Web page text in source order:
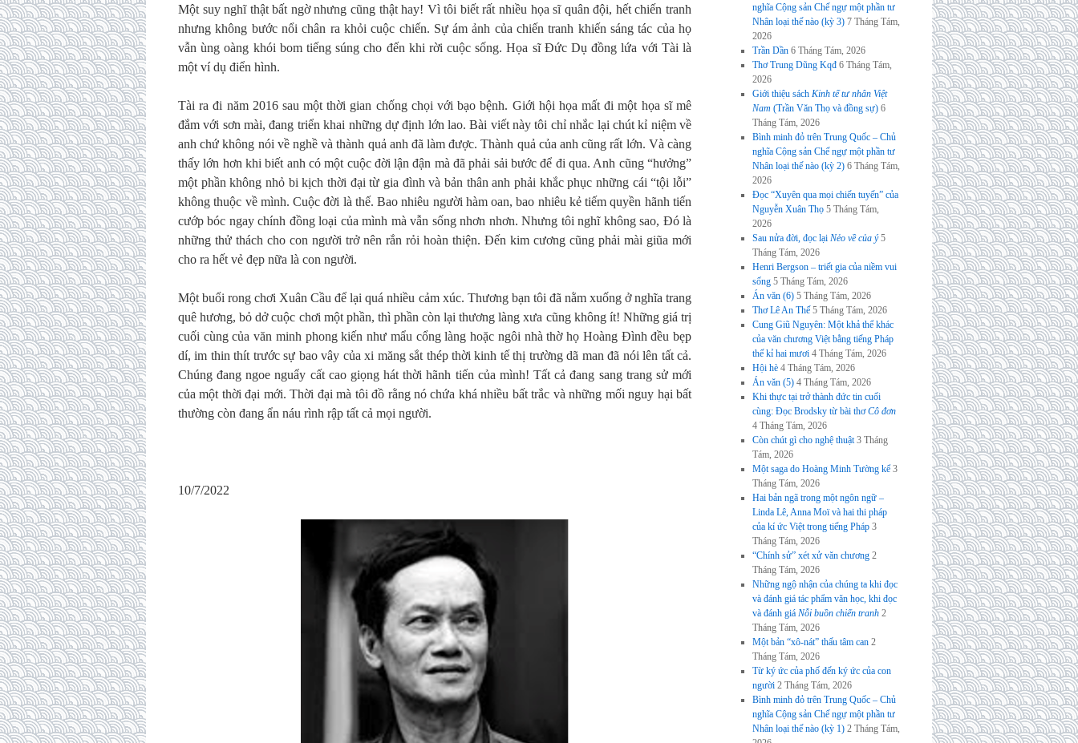
Một suy nghĩ thật bất ngờ nhưng cũng thật hay! Vì tôi biết rất nhiều họa sĩ quân đội, hết chiến tranh
nhưng không bước nổi chân ra khỏi cuộc chiến. Sự ám ảnh của chiến tranh khiến sáng tác của họ
vẫn ùng oàng khói bom tiếng súng cho đến khi rời cuộc sống. Họa sĩ Đức Dụ đồng lứa với Tài là
một ví dụ điển hình.
Tài ra đi năm 2016 sau một thời gian chống chọi với bạo bệnh. Giới hội họa mất đi một họa sĩ mê
đắm với sơn mài, đang triển khai những dự định lớn lao. Bài viết này tôi chỉ nhắc lại chút kỉ niệm về
anh chứ không nói về nghề và thành quả anh đã làm được. Thành quả của anh cũng rất lớn. Và càng
thấy lớn hơn khi biết anh có một cuộc đời lận đận mà đã phải sải bước để đi qua. Anh cũng “hưởng”
một phần không nhỏ bi kịch thời đại từ gia đình và bản thân anh phải khắc phục những cái “tội lỗi”
không thuộc về mình. Cuộc đời là thế. Bao nhiêu người hàm oan, bao nhiêu kẻ tiếm quyền hãnh tiến
cướp bóc ngay chính đồng loại của mình mà vẫn sống nhơn nhơn. Nhưng tôi nghĩ không sao, Đó là
những thử thách cho con người trở nên rắn rỏi hoàn thiện. Đến kim cương cũng phải mài giũa mới
cho ra hết vẻ đẹp nữa là con người.
Một buổi rong chơi Xuân Cầu để lại quá nhiều cảm xúc. Thương bạn tôi đã nằm xuống ở nghĩa trang
quê hương, bỏ dở cuộc chơi một phần, thì phần còn lại thương làng xưa cũng không ít! Những giá trị
cuối cùng của văn minh phong kiến như mẩu cổng làng hoặc ngôi nhà thờ họ Hoàng Đình đều bẹp
dí, im thin thít trước sự bao vây của xi măng sắt thép thời kinh tế thị trường dã man đã nói lên tất cả.
Chúng đang ngoe nguẩy cất cao giọng hát thời hãnh tiến của mình! Tất cả đang sang trang sử mới
của một thời đại mới. Thời đại mà tôi đồ rằng nó chứa khá nhiều bất trắc và những mối nguy hại bất
thường còn đang ẩn náu rình rập tất cả mọi người.
10/7/2022
nghĩa Cộng sản Chế ngự một phần tư
Nhân loại thế nào (kỳ 3) 7 Tháng Tám,
2026
Trần Dần 6 Tháng Tám, 2026
Thơ Trung Dũng Kqđ 6 Tháng Tám,
2026
Giới thiệu sách Kinh tế tư nhân Việt
Nam (Trần Văn Thọ và đồng sự) 6
Tháng Tám, 2026
Bình minh đỏ trên Trung Quốc – Chủ
nghĩa Cộng sản Chế ngự một phần tư
Nhân loại thế nào (kỳ 2) 6 Tháng Tám,
2026
Đọc “Xuyên qua mọi chiến tuyến” của
Nguyễn Xuân Thọ 5 Tháng Tám,
2026
Sau nửa đời, đọc lại Nẻo về của ý 5
Tháng Tám, 2026
Henri Bergson – triết gia của niềm vui
sống 5 Tháng Tám, 2026
Án văn (6) 5 Tháng Tám, 2026
Thơ Lê An Thế 5 Tháng Tám, 2026
Cung Giũ Nguyên: Một khả thể khác
của văn chương Việt bằng tiếng Pháp
thế kỉ hai mươi 4 Tháng Tám, 2026
Hội hè 4 Tháng Tám, 2026
Án văn (5) 4 Tháng Tám, 2026
Khi thực tại trở thành đức tin cuối
cùng: Đọc Brodsky từ bài thơCô đơn
4 Tháng Tám, 2026
Còn chút gì cho nghệ thuật 3 Tháng
Tám, 2026
Một saga do Hoàng Minh Tường kể 3
Tháng Tám, 2026
Hai bản ngã trong một ngôn ngữ –
Linda Lê, Anna Moï và hai thi pháp
của kí ức Việt trong tiếng Pháp 3
Tháng Tám, 2026
“Chính sử” xét xử văn chương 2
Tháng Tám, 2026
Những ngộ nhận của chúng ta khi đọc
và đánh giá tác phẩm văn học, khi đọc
và đánh giá Nỗi buồn chiến tranh 2
Tháng Tám, 2026
Một bản “xô-nát” thấu tâm can 2
Tháng Tám, 2026
Từ ký ức của phố đến ký ức của con
người 2 Tháng Tám, 2026
Bình minh đỏ trên Trung Quốc – Chủ
nghĩa Cộng sản Chế ngự một phần tư
Nhân loại thế nào (kỳ 1) 2 Tháng Tám,